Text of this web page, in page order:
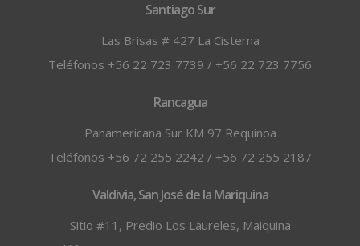
Santiago Sur
Las Brisas # 427 La Cisterna
Teléfonos +56 22 723 7739 / +56 22 723 7756
Rancagua
Panamericana Sur KM 97 Requínoa
Teléfonos +56 72 255 2242 / +56 72 255 2187
Valdivia, San José de la Mariquina
Sitio #11, Predio Los Laureles, Maiquina